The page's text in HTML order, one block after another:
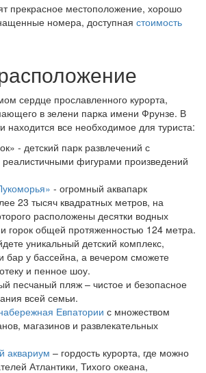
прекрасное местоположение, хорошо
номера, доступная стоимость
сердце прославленного курорта,
в зелени парка имени Фрунзе. В
находится все необходимое для туриста:
- детский парк развлечений с
фигурами произведений
- огромный аквапарк
23 тысяч квадратных метров, на
расположены десятки водных
горок общей протяженностью 124 метра.
уникальный детский комплекс,
бар у бассейна, а вечером сможете
и пенное шоу.
песчаный пляж – чистое и безопасное
всей семьи.
Евпатории с множеством
магазинов и развлекательных
аквариум – гордость курорта, где можно
Атлантики, Тихого океана,